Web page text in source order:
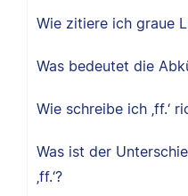
Wie zitiere ich graue
Was bedeutet die
Wie schreibe ich ‚ff.‘
Was ist der
‚ff.‘?